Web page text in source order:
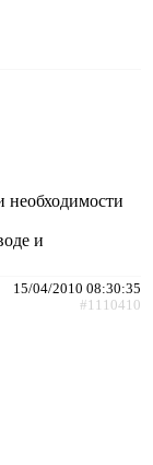
необходимости
и
15/04/2010 08:30:35
#1110410